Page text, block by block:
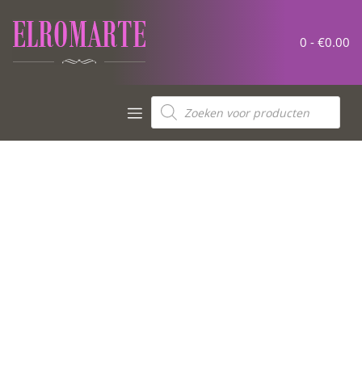
0 - €0.00